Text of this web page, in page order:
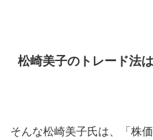
松崎美子のトレード法
そんな松崎美子氏は、「株